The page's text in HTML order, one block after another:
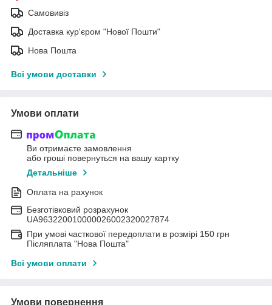
Самовивіз
Доставка кур'єром "Нової Пошти"
Нова Пошта
Всі умови доставки
Умови оплати
Ви отримаєте замовлення
або гроші повернуться на вашу картку
Детальніше
Оплата на рахунок
Безготівковий розрахунок
UA963220010000026002320027874
При умові часткової передоплати в розмірі 150 грн
Післяплата "Нова Пошта"
Всі умови оплати
Умови повернення